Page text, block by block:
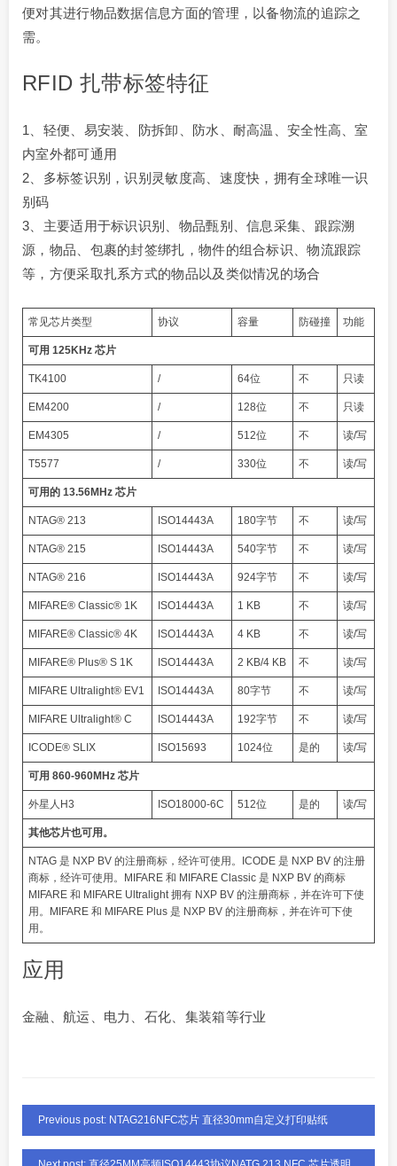
便对其进行物品数据信息方面的管理，以备物流的追踪之
需。
RFID 扎带标签特征
1、轻便、易安装、防拆卸、防水、耐高温、安全性高、室
内室外都可通用
2、多标签识别，识别灵敏度高、速度快，拥有全球唯一识
别码
3、主要适用于标识识别、物品甄别、信息采集、跟踪溯
源，物品、包裹的封签绑扎，物件的组合标识、物流跟踪
等，方便采取扎系方式的物品以及类似情况的场合
常见芯片类型 协议 容量 防碰撞 功能
可用 125KHz 芯片
TK4100 / 64位 不 只读
EM4200 / 128位 不 只读
EM4305 / 512位 不 读/写
T5577 / 330位 不 读/写
可用的 13.56MHz 芯片
NTAG® 213 ISO14443A 180字节 不 读/写
NTAG® 215 ISO14443A 540字节 不 读/写
NTAG® 216 ISO14443A 924字节 不 读/写
MIFARE® Classic® 1K ISO14443A 1 KB 不 读/写
MIFARE® Classic® 4K ISO14443A 4 KB 不 读/写
MIFARE® Plus® S 1K ISO14443A 2 KB/4 KB 不 读/写
MIFARE Ultralight® EV1 ISO14443A 80字节 不 读/写
MIFARE Ultralight® C ISO14443A 192字节 不 读/写
ICODE® SLIX ISO15693 1024位 是的 读/写
可用 860-960MHz 芯片
外星人H3 ISO18000-6C 512位 是的 读/写
其他芯片也可用。
NTAG 是 NXP BV 的注册商标，经许可使用。ICODE 是 NXP BV 的注册
商标，经许可使用。MIFARE 和 MIFARE Classic 是 NXP BV 的商标
MIFARE 和 MIFARE Ultralight 拥有 NXP BV 的注册商标，并在许可下使
用。MIFARE 和 MIFARE Plus 是 NXP BV 的注册商标，并在许可下使
用。
应用
金融、航运、电力、石化、集装箱等行业
Previous post: NTAG216NFC芯片 直径30mm自定义打印贴纸